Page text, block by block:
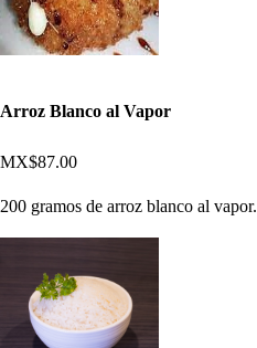
Arroz Blanco al Vapor
MX$87.00
200 gramos de arroz blanco al vapor.